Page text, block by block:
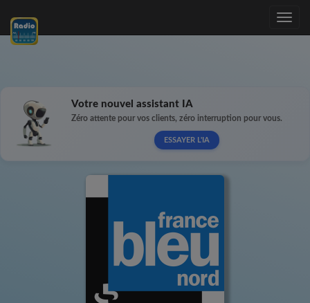
Toggle
Votre nouvel assistant IA
Zéro attente pour vos clients, zéro interruption pour vous.
ESSAYER L'IA